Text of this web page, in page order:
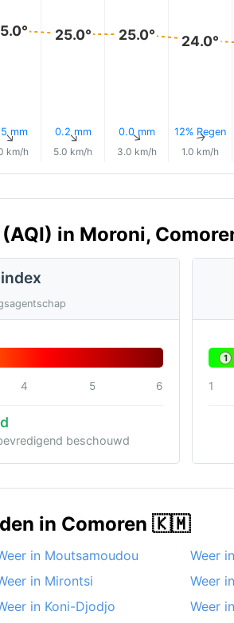
mm
↑
km/h
25.0°
0.2 mm
↑
5.0 km/h
25.0°
0.0 mm
↑
3.0 km/h
24.0°
12% Regen
↑
1.0 km/h
in Moroni,
4 5 6
beschouwd
1
1
in Comoren 🇰🇲
in Moutsamoudou Weer
in Mirontsi Weer
in Koni-Djodjo Weer